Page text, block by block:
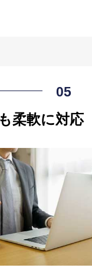
柔軟に対応